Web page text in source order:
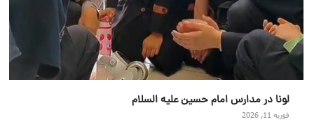
لونا در مدارس امام حسین علیه السلام
فوریه 11, 2026